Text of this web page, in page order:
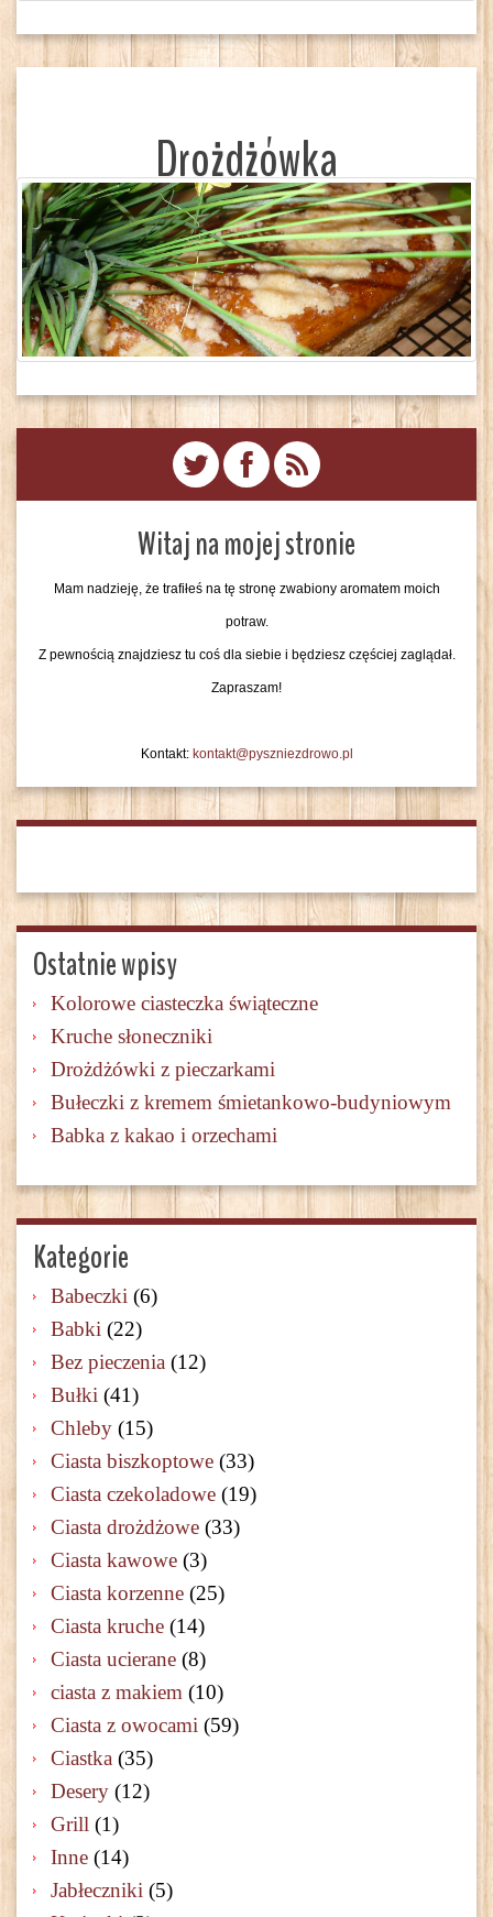
Drożdżówka
Witaj na mojej stronie
Mam nadzieję, że trafiłeś na tę stronę zwabiony aromatem moich
potraw.
Z pewnością znajdziesz tu coś dla siebie i będziesz częściej zaglądał.
Zapraszam!
Kontakt: kontakt@pyszniezdrowo.pl
Ostatnie wpisy
Kolorowe ciasteczka świąteczne
Kruche słoneczniki
Drożdżówki z pieczarkami
Bułeczki z kremem śmietankowo-budyniowym
Babka z kakao i orzechami
Kategorie
Babeczki (6)
Babki (22)
Bez pieczenia (12)
Bułki (41)
Chleby (15)
Ciasta biszkoptowe (33)
Ciasta czekoladowe (19)
Ciasta drożdżowe (33)
Ciasta kawowe (3)
Ciasta korzenne (25)
Ciasta kruche (14)
Ciasta ucierane (8)
ciasta z makiem (10)
Ciasta z owocami (59)
Ciastka (35)
Desery (12)
Grill (1)
Inne (14)
Jabłeczniki (5)